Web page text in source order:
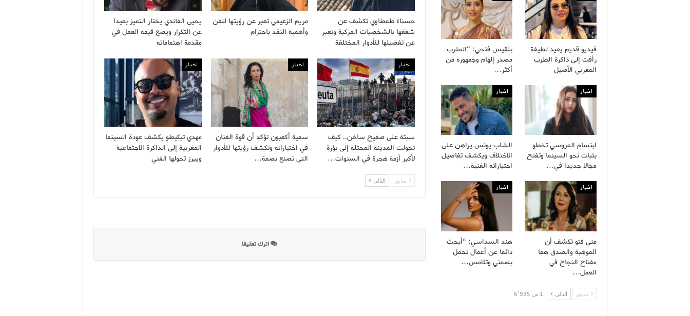
حسناء طمطاوي تكشف عن
شغفها بالشخصيات المركبة وتعبر
عن تفضيلها للأدوار المختلفة
مريم الزعيمي تعبر عن رؤيتها للفن
وأهمية النقد باحترام
يحيى الفاندي يختار التميز بعيدا
عن التكرار ويضع قيمة العمل في
مقدمة اهتماماته
اخبار
سبتة على صفيح ساخن.. كيف
تحولت المدينة المحتلة إلى بؤرة
لأكبر أزمة هجرة في السنوات…
اخبار
سمية أكعبون تؤكد أن قوة الفنان
في اختياراته وتكشف رؤيتها للأدوار
التي تصنع بصمة…
اخبار
مهدي تيكيطو يكشف عودة السينما
المغربية إلى الذاكرة الاجتماعية
ويبرز تحولها الفني
سابق التالى
اترك تعليقا
فيديو قديم يعيد لطيفة
رأفت إلى ذاكرة الطرب
المغربي الأصيل
بلقيس فتحي: “المغرب
مصدر إلهام وجمهوره من
أكثر…
اخبار
ابتسام العروسي تخطو
بثبات نحو السينما وتفتح
مجالا جديدا في…
اخبار
الشاب يونس يراهن على
الاختلاف ويكشف تفاصيل
اختياراته الفنية…
اخبار
منى فتو تكشف أن
الموهبة والصدق هما
مفتاح النجاح في
العمل…
اخبار
هند السداسي: “أبحث
دائما عن أعمال تحمل
بصمتي وتلامس…
سابق التالى 1 من 6٬935